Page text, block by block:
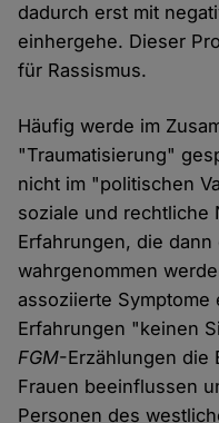
dadurch erst mit
einhergehe. Dieser
für Rassismus.
Häufig werde im
"Traumatisierung"
nicht im "politischen
soziale und rechtliche
Erfahrungen, die
wahrgenommen
assoziierte Symptome
Erfahrungen "keinen
FGM-Erzählungen die
Frauen beeinflussen
Personen des